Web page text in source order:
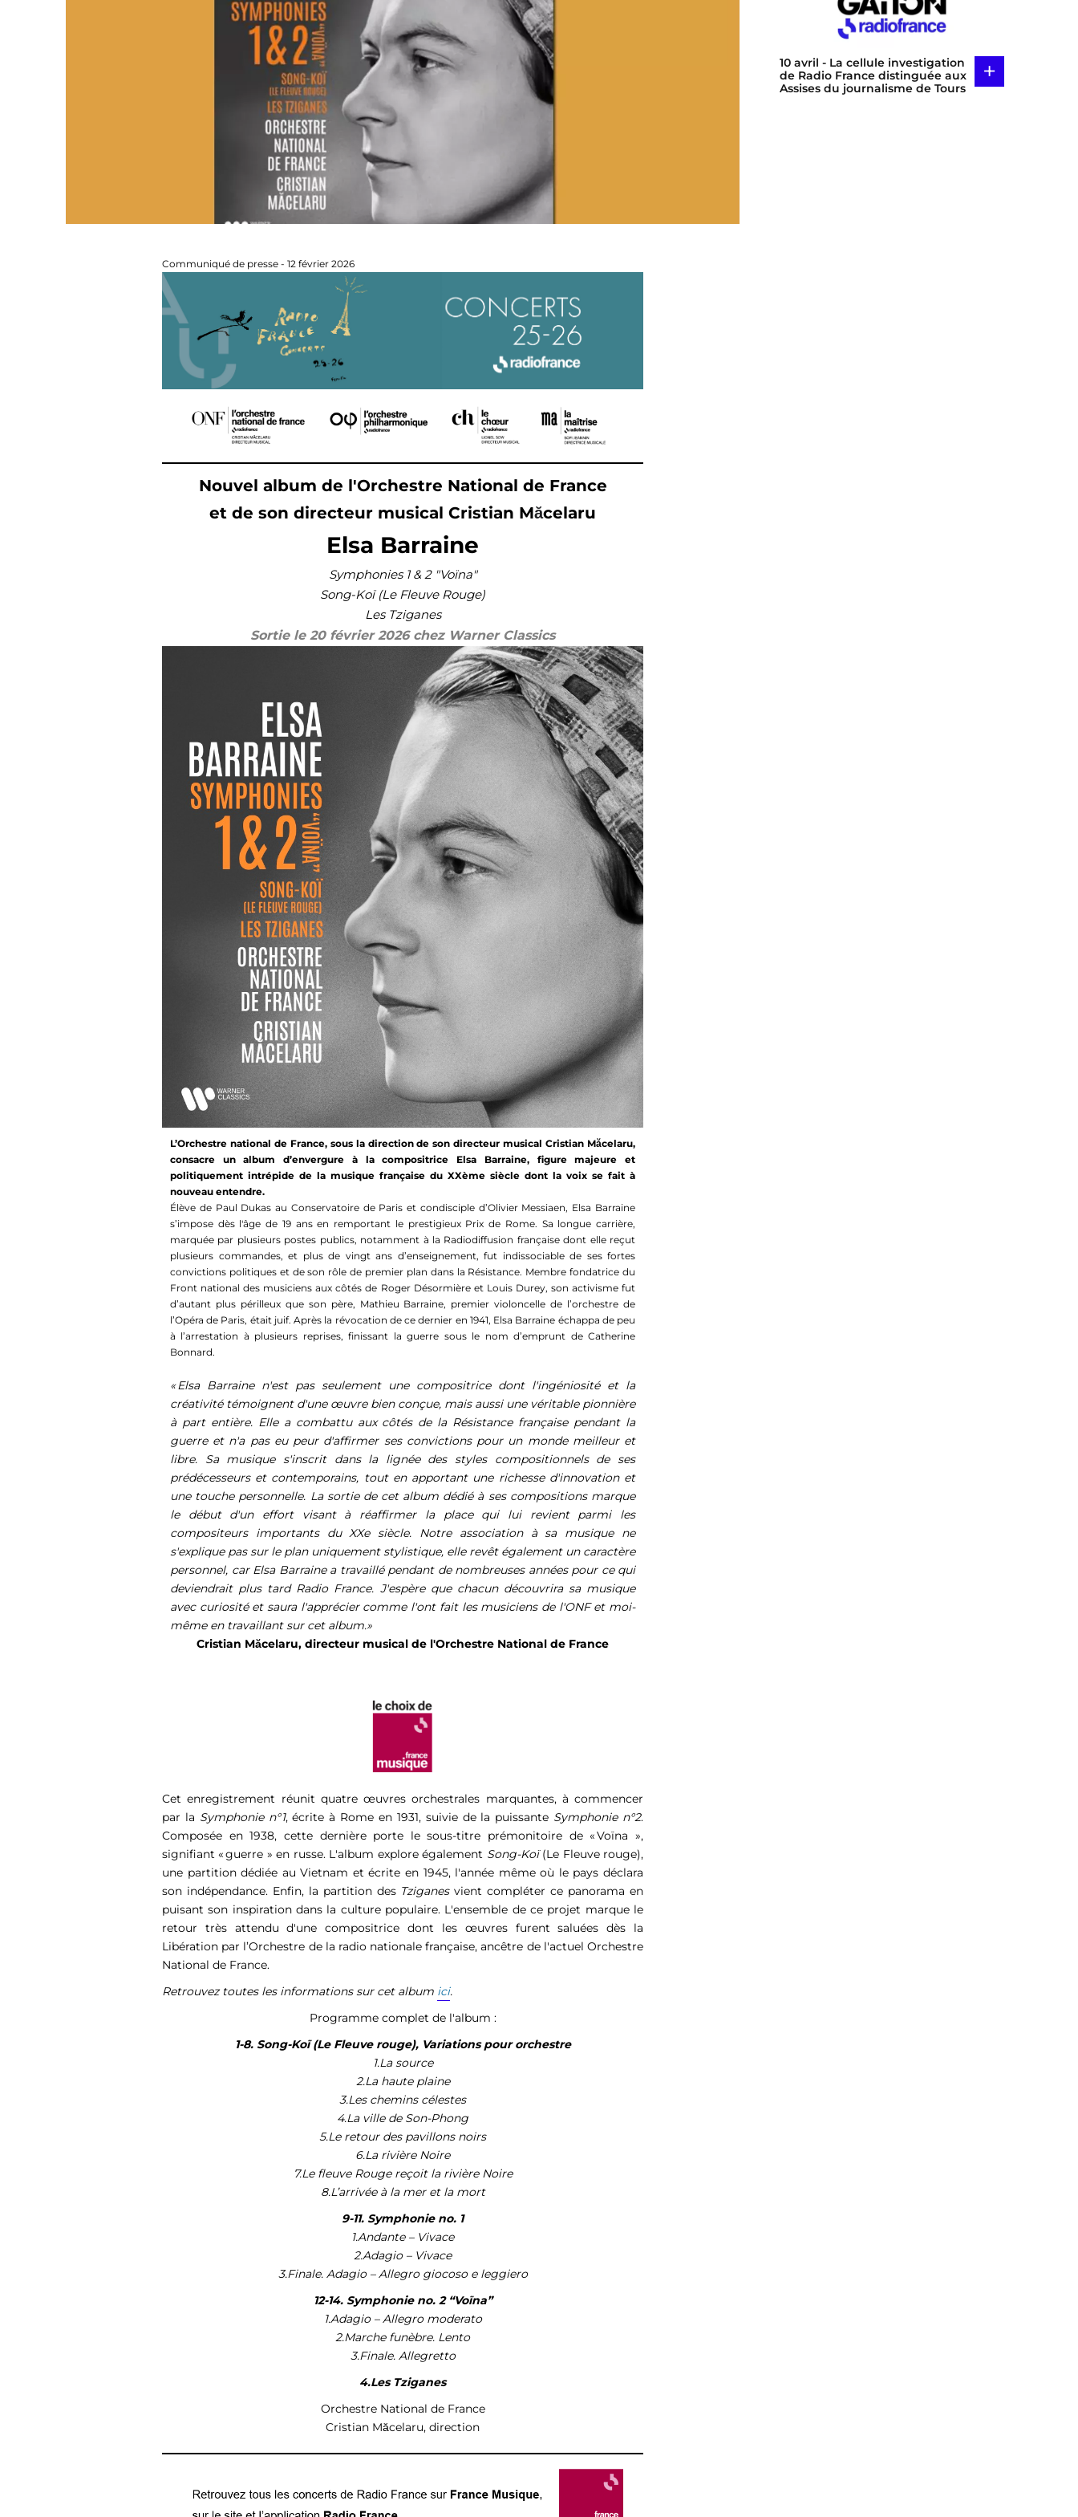
Communiqué de presse - 12 février 2026
Nouvel album de l'Orchestre National de France
et de son directeur musical Cristian Măcelaru
Elsa Barraine
Symphonies 1 & 2 "Voïna"
Song-Koï (Le Fleuve Rouge)
Les Tziganes
Sortie le 20 février 2026 chez Warner Classics
L’Orchestre national de France, sous la direction de son directeur musical Cristian Măcelaru,
consacre un album d’envergure à la compositrice Elsa Barraine, figure majeure et
politiquement intrépide de la musique française du XXème siècle dont la voix se fait à
nouveau entendre.
Élève de Paul Dukas au Conservatoire de Paris et condisciple d’Olivier Messiaen, Elsa Barraine
s’impose dès l'âge de 19 ans en remportant le prestigieux Prix de Rome. Sa longue carrière,
marquée par plusieurs postes publics, notamment à la Radiodiffusion française dont elle reçut
plusieurs commandes, et plus de vingt ans d’enseignement, fut indissociable de ses fortes
convictions politiques et de son rôle de premier plan dans la Résistance. Membre fondatrice du
Front national des musiciens aux côtés de Roger Désormière et Louis Durey, son activisme fut
d’autant plus périlleux que son père, Mathieu Barraine, premier violoncelle de l’orchestre de
l’Opéra de Paris, était juif. Après la révocation de ce dernier en 1941, Elsa Barraine échappa de peu
à l’arrestation à plusieurs reprises, finissant la guerre sous le nom d’emprunt de Catherine
Bonnard.
« Elsa Barraine n'est pas seulement une compositrice dont l'ingéniosité et la
créativité témoignent d'une œuvre bien conçue, mais aussi une véritable pionnière
à part entière. Elle a combattu aux côtés de la Résistance française pendant la
guerre et n'a pas eu peur d'affirmer ses convictions pour un monde meilleur et
libre. Sa musique s'inscrit dans la lignée des styles compositionnels de ses
prédécesseurs et contemporains, tout en apportant une richesse d'innovation et
une touche personnelle. La sortie de cet album dédié à ses compositions marque
le début d'un effort visant à réaffirmer la place qui lui revient parmi les
compositeurs importants du XXe siècle. Notre association à sa musique ne
s'explique pas sur le plan uniquement stylistique, elle revêt également un caractère
personnel, car Elsa Barraine a travaillé pendant de nombreuses années pour ce qui
deviendrait plus tard Radio France. J'espère que chacun découvrira sa musique
avec curiosité et saura l'apprécier comme l'ont fait les musiciens de l'ONF et moi-
même en travaillant sur cet album.»
Cristian Măcelaru, directeur musical de l'Orchestre National de France
Cet enregistrement réunit quatre œuvres orchestrales marquantes, à commencer
par la Symphonie n°1, écrite à Rome en 1931, suivie de la puissante Symphonie n°2.
Composée en 1938, cette dernière porte le sous-titre prémonitoire de « Voïna »,
signifiant « guerre » en russe. L'album explore également Song-Koï(Le Fleuve rouge),
une partition dédiée au Vietnam et écrite en 1945, l'année même où le pays déclara
son indépendance. Enfin, la partition des Tziganesvient compléter ce panorama en
puisant son inspiration dans la culture populaire. L'ensemble de ce projet marque le
retour très attendu d'une compositrice dont les œuvres furent saluées dès la
Libération par l’Orchestre de la radio nationale française, ancêtre de l'actuel Orchestre
National de France.
Retrouvez toutes les informations sur cet album ici.
Programme complet de l'album :
1-8. Song-Koï (Le Fleuve rouge), Variations pour orchestre
1.La source
2.La haute plaine
3.Les chemins célestes
4.La ville de Son-Phong
5.Le retour des pavillons noirs
6.La rivière Noire
7.Le fleuve Rouge reçoit la rivière Noire
8.L’arrivée à la mer et la mort
9-11. Symphonie no. 1
1.Andante – Vivace
2.Adagio – Vivace
3.Finale. Adagio – Allegro giocoso e leggiero
12-14. Symphonie no. 2 “Voïna”
1.Adagio – Allegro moderato
2.Marche funèbre. Lento
3.Finale. Allegretto
4.Les Tziganes
Orchestre National de France
Cristian Măcelaru, direction
10 avril - La cellule investigation
de Radio France distinguée aux
Assises du journalisme de Tours
+